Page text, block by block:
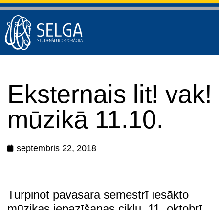
Eksternais lit! vak!
mūzikā 11.10.
septembris 22, 2018
Turpinot pavasara semestrī iesākto